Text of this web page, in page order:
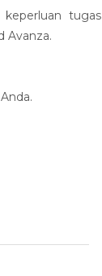
tugas
Avanza.